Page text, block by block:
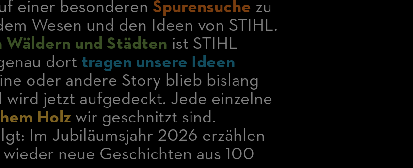
einer besonderen Spurensuche zu
Wesen und den Ideen von STIHL.
Wäldern und Städten ist STIHL
dort tragen unsere Ideen
oder andere Story blieb bislang
wird jetzt aufgedeckt. Jede einzelne
Holz wir geschnitzt sind.
Im Jubiläumsjahr 2026 erzählen
neue Geschichten aus 100